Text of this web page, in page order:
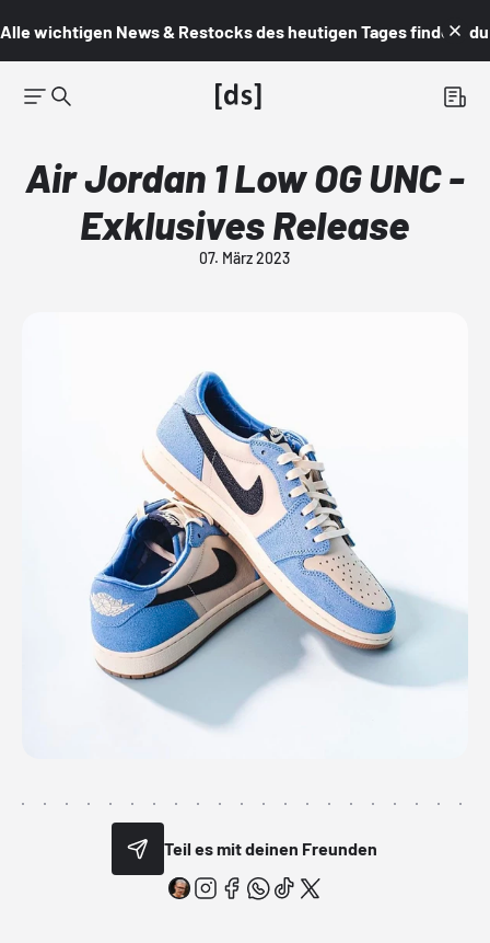
Alle wichtigen News & Restocks des heutigen Tages findest du
Air Jordan 1 Low OG UNC -
Exklusives Release
07. März 2023
Teil es mit deinen Freunden